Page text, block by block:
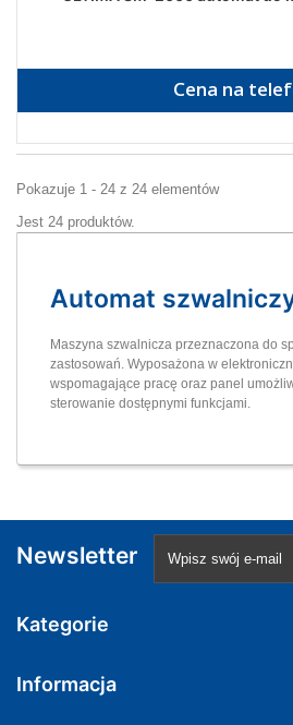
Cena na
Pokazuje 1 - 24 z 24 elementów
Jest 24 produktów.
Automat
Maszyna szwalnicza przeznaczona do
zastosowań. Wyposażona w
wspomagające pracę oraz panel
sterowanie dostępnymi funkcjami.
Newsletter
Kategorie
Informacja